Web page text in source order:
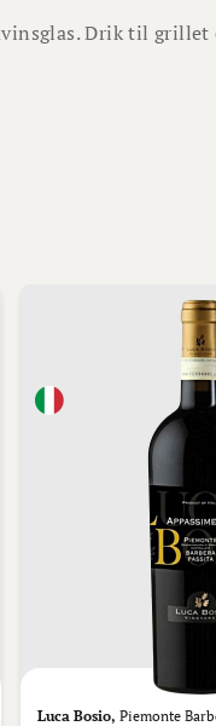
Drik til
Luca Bosio, Piemonte